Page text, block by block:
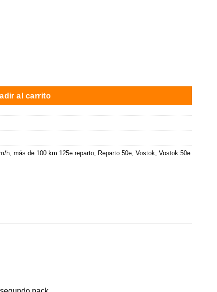
130 km auton. / Opc. Dos baterias / Negro mate / Matriculada
al carrito
h ,más de 100 km 125e reparto Reparto 50e ,Vostok ,Vostok 50e